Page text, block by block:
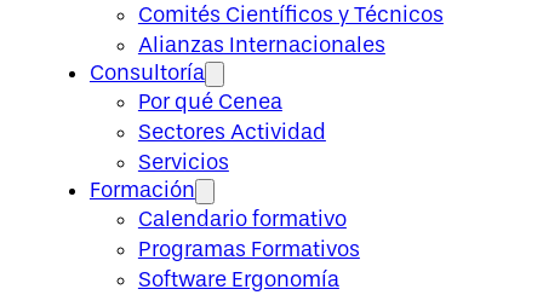
Comités Científicos y Técnicos
Alianzas Internacionales
Consultoría
Por qué Cenea
Sectores Actividad
Servicios
Formación
Calendario formativo
Programas Formativos
Software Ergonomía